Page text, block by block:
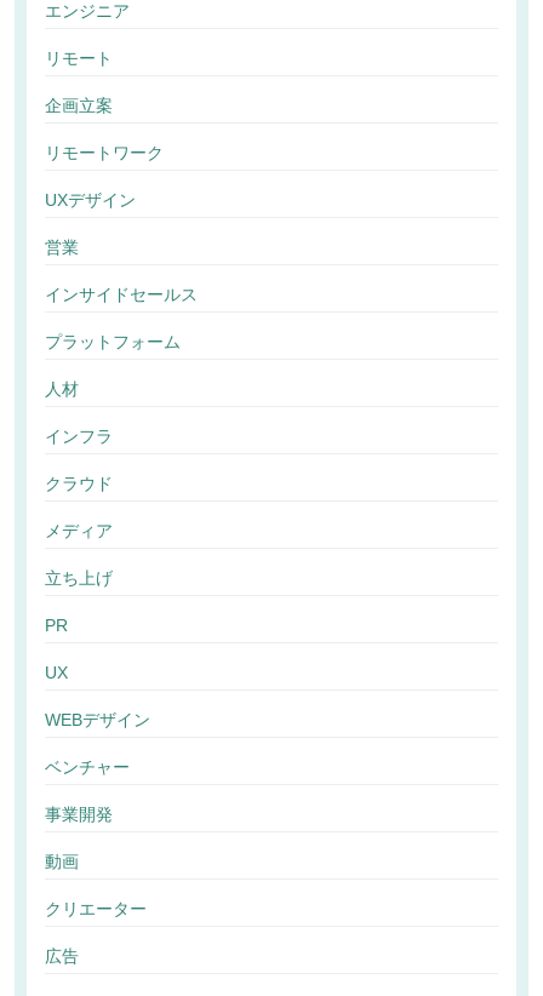
エンジニア
リモート
企画立案
リモートワーク
UXデザイン
営業
インサイドセールス
プラットフォーム
人材
インフラ
クラウド
メディア
立ち上げ
PR
UX
WEBデザイン
ベンチャー
事業開発
動画
クリエーター
広告